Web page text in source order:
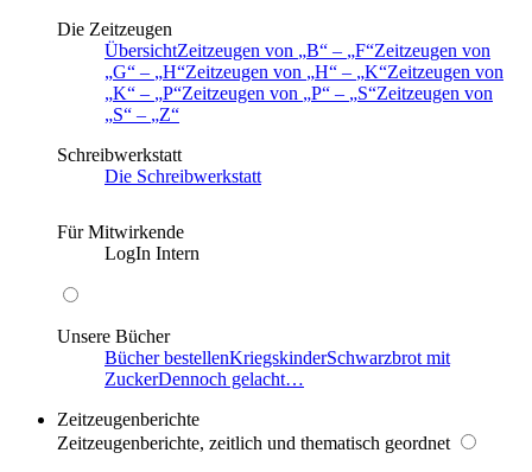
Die Zeitzeugen
ÜbersichtZeitzeugen von B – F Zeitzeugen von
G
– H Zeitzeugen von H – K Zeitzeugen von
K
– P Zeitzeugen von P – S Zeitzeugen von
S
–
Z
Schreibwerkstatt
Die Schreibwerkstatt
Für Mitwirkende
LogIn Intern
Unsere Bücher
Bücher bestellenKriegskinderSchwarzbrot mit
ZuckerDennoch gelacht…
Zeitzeugenberichte
Zeitzeugenberichte, zeitlich und thematisch geordnet